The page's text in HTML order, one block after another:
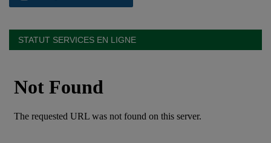
STATUT SERVICES EN LIGNE